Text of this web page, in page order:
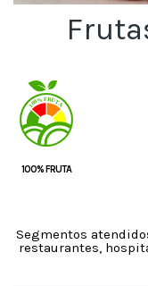
100% FRUTA
Segmentos
restaurantes,